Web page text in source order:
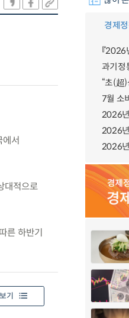
서
대적으로
른 하반기
기
경제
『2026
7월 소
2026
2026
2026